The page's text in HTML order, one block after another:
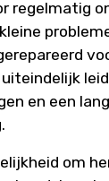
regelmatig
en een
om